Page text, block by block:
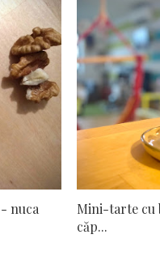
nuca
Mini-tarte cu
căp...